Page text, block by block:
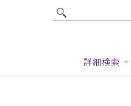
詳細検索